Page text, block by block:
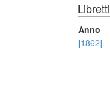
Libretti
Anno
[1862]